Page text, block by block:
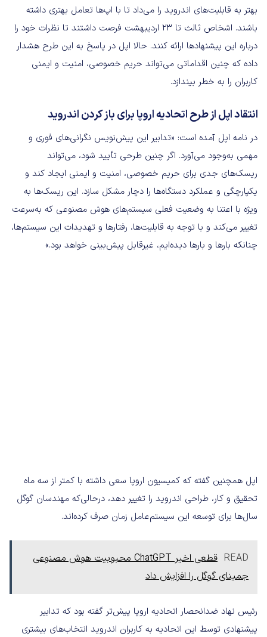
بهتر به قابلیت‌های اندروید را می‌داد تا با اپ‌ها تعامل بهتری داشته
باشند. اشخاص ثالث تا ۲۳ اردیبهشت فرصت داشتند تا نظرات خود را
درباره این پیشنهادها ارائه کنند. حالا اپل در پاسخ به این طرح هشدار
داده که چنین اقداماتی می‌تواند حریم خصوصی، امنیت و ایمنی
کاربران را به خطر بیندازد.
انتقاد اپل از طرح اتحادیه اروپا برای باز کردن اندروید
در نامه اپل آمده است: «تدابیر این پیش‌نویس نگرانی‌های فوری و
مهمی به‌وجود می‌آورد. اگر چنین طرحی تأیید شود، می‌تواند
ریسک‌های جدی برای حریم خصوصی، امنیت و ایمنی ایجاد کند و
یکپارچگی و عملکرد دستگاه‌ها را دچار مشکل سازد. این ریسک‌ها به
ویژه با اعتنا به وضعیت فعلی سیستم‌های هوش مصنوعی که به‌سرعت
تغییر می‌کند و با توجه به قابلیت‌ها، رفتارها و تهدیدات این سیستم‌ها،
چنانکه بارها و بارها دیده‌ایم، غیرقابل پیش‌بینی خواهد بود.»
اپل همچنین گفته که کمیسیون اروپا سعی داشته با کمتر از سه ماه
تحقیق و کار، طراحی اندروید را تغییر دهد، درحالی‌که مهندسان گوگل
سال‌ها برای توسعه این سیستم‌عامل زمان صرف کرده‌اند.
READ
قطعی اخیر ChatGPT محبوبیت هوش مصنوعی
جمینای گوگل را افزایش داد
رئیس نهاد ضدانحصار اتحادیه اروپا پیش‌تر گفته بود که تدابیر
پیشنهادی توسط این اتحادیه به کاربران اندروید انتخاب‌های بیشتری